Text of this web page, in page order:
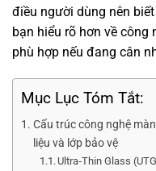
điều người dùng nên
bạn hiểu rõ hơn về công
phù hợp nếu đang cân
Mục Lục Tóm Tắt:
Cấu trúc công nghệ
liệu và lớp bảo vệ
Ultra‑Thin Glass